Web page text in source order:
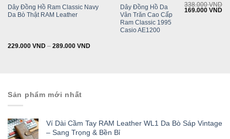
Dây Đồng Hồ Ram Classic Navy
Da Bò Thật RAM Leather
229.000 VND– 289.000 VND
Dây Đồng Hồ Da
Vân Trăn Cao Cấp
Ram Classic 1995
Casio AE1200
338.000VND
Original
169.000VND
Sản phẩm mới nhất
Ví Dài Cầm Tay RAM Leather WL1 Da Bò Sáp Vintage
– Sang Trọng & Bền Bỉ